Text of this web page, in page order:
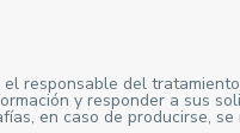
del tratamiento
y responder a sus
en caso de producirse,